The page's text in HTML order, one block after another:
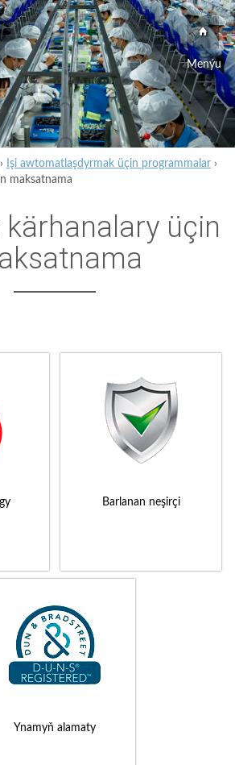
Menýu
› Işi awtomatlaşdyrmak üçin programmalar ›
maksatnama
üçin
Barlanan neşirçi
Ynamyň alamaty